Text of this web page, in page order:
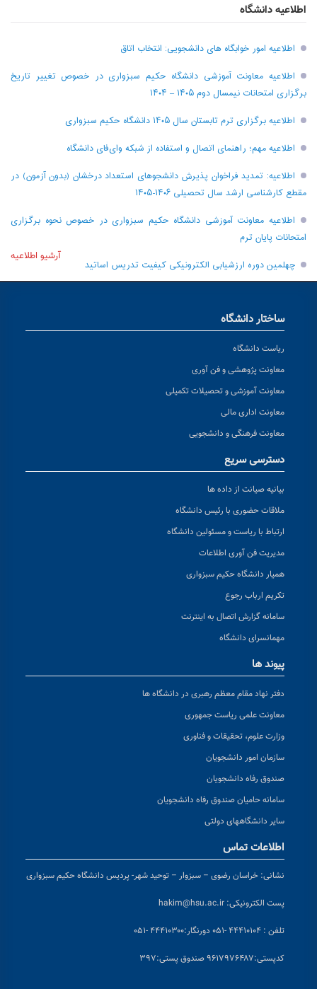
اطلاعیه دانشگاه
اطلاعیه امور خوابگاه های دانشجویی: انتخاب اتاق
اطلاعیه معاونت آموزشی دانشگاه حکیم سبزواری در خصوص تغییر تاریخ
برگزاری امتحانات نیمسال دوم ۱۴۰۵ – ۱۴۰۴
اطلاعیه برگزاری ترم تابستان سال ۱۴۰۵ دانشگاه حکیم سبزواری
اطلاعیه مهم؛ راهنمای اتصال و استفاده از شبکه وای‌فای دانشگاه
اطلاعیه: تمدید فراخوان پذیرش دانشجو‌های استعداد درخشان (بدون آزمون) در
مقطع کارشناسی ارشد سال تحصیلی ۱۴۰۶-۱۴۰۵
اطلاعیه معاونت آموزشی دانشگاه حکیم سبزواری در خصوص نحوه برگزاری
امتحانات پایان ترم
چهلمین دوره ارزشیابی الکترونیکی کیفیت تدریس اساتید
آرشیو اطلاعیه
ساختار دانشگاه
ریاست دانشگاه
معاونت پژوهشی و فن آوری
معاونت آموزشی و تحصیلات تکمیلی
معاونت اداری مالی
معاونت فرهنگی و دانشجویی
دسترسی سریع
بیانیه صیانت از داده ها
ملاقات حضوری با رئیس دانشگاه
ارتباط با ریاست و مسئولین دانشگاه
مدیریت فن آوری اطلاعات
همیار دانشگاه حکیم سبزواری
تکریم ارباب رجوع
سامانه گزارش اتصال به اینترنت
مهمانسرای دانشگاه
پیوند ها
دفتر نهاد مقام معظم رهبری در دانشگاه ها
معاونت علمی ریاست جمهوری
وزارت علوم، تحقیقات و فناوری
سازمان امور دانشجویان
صندوق رفاه دانشجویان
سامانه حامیان صندوق رفاه دانشجویان
سایر دانشگاههای دولتی
اطلاعات تماس
نشانی: خراسان رضوی – سبزوار – توحید شهر- پردیس دانشگاه حکیم سبزواری
پست الکترونیکی: hakim@hsu.ac.ir
تلفن : ۴۴۴۱۰۱۰۴ -۰۵۱ دورنگار:۴۴۴۱۰۳۰۰ -۰۵۱
کدپستی:۹۶۱۷۹۷۶۴۸۷ صندوق پستی:۳۹۷